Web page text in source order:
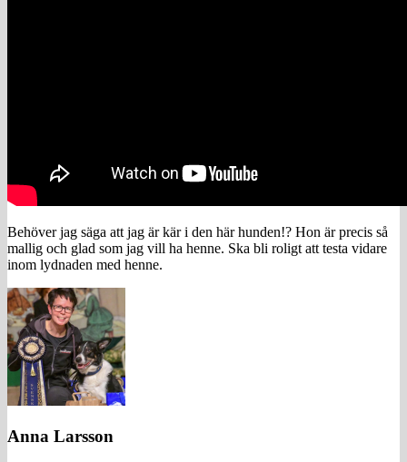
Behöver jag säga att jag är kär i den här hunden!? Hon är precis så
mallig och glad som jag vill ha henne. Ska bli roligt att testa vidare
inom lydnaden med henne.
Anna Larsson